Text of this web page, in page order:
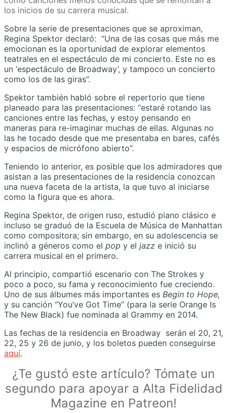
los inicios de su carrera musical.
Sobre la serie de presentaciones que se aproximan,
Regina Spektor declaró: “Una de las cosas que más me
emocionan es la oportunidad de explorar elementos
teatrales en el espectáculo de mi concierto. Este no es
un ‘espectáculo de Broadway’, y tampoco un concierto
como los de las giras”.
Spektor también habló sobre el repertorio que tiene
planeado para las presentaciones: “estaré rotando las
canciones entre las fechas, y estoy pensando en
maneras para re-imaginar muchas de ellas. Algunas no
las he tocado desde que me presentaba en bares, cafés
y espacios de micrófono abierto”.
Teniendo lo anterior, es posible que los admiradores que
asistan a las presentaciones de la residencia conozcan
una nueva faceta de la artista, la que tuvo al iniciarse
como la figura que es ahora.
Regina Spektor, de origen ruso, estudió piano clásico e
incluso se graduó de la Escuela de Música de Manhattan
como compositora; sin embargo, en su adolescencia se
inclinó a géneros como el pop y el jazz e inició su
carrera musical en el primero.
Al principio, compartió escenario con The Strokes y
poco a poco, su fama y reconocimiento fue creciendo.
Uno de sus álbumes más importantes es Begin to Hope,
y su canción “You’ve Got Time” (para la serie Orange Is
The New Black) fue nominada al Grammy en 2014.
Las fechas de la residencia en Broadway serán el 20, 21,
22, 25 y 26 de junio, y los boletos pueden conseguirse
aquí.
¿Te gustó este artículo? Tómate un
segundo para apoyar a Alta Fidelidad
Magazine en Patreon!